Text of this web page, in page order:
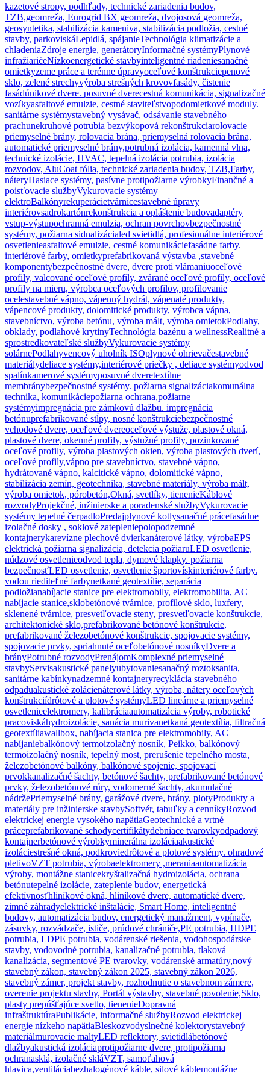
kazetové stropy, podhľady, technické zariadenia budov,
TZB,geomreža, Eurogrid BX geomreža, dvojosová geomreža,
geosyntetika, stabilizácia kameniva, stabilizácia podložia, cestné
stavby, parkoviskáLepidlá, spájanieTechnológia klimatizácie a
chladeniaZdroje energie, generátoryInformačné systémyPlynové
infražiaričeNízkoenergetické stavbyinteligentné riadeniesanačné
omietkyzeme práce a terénne úpravyoceľové konštrukciepenové
sklo, zelené strechyvýroba strešných krovovfasády, čistenie
fasádúnikové dvere. posuvné dverecestná komunikácia, signalizačné
vozíkyasfaltové emulzie, cestné staviteľstvopodomietkové moduly.
sanitárne systémystavebný vysávač, odsávanie stavebného
prachunekruhové potrubia bezvýkopová rekonštrukciarolovacie
priemyselné brány, rolovacia brána, priemyselná rolovacia brána,
automatické priemyselné brány,potrubná izolácia, kamenná vlna,
technické izolácie, HVAC, tepelná izolácia potrubia, izolácia
rozvodov, AluCoat fólia, technické zariadenia budov, TZB,Farby,
náteryHasiace systémy, pasívne protipožiarne výrobkyFinančné a
poisťovacie službyVykurovacie systémy
elektroBalkónyrekuperácietvárnicestavebné úpravy
interiérovsadrokartónrekonštrukcia a opláštenie budovadaptéry
vstup-výstupochranná emulzia, ochran povrchovbezpečnostné
systémy, požiarna sidnalizácialed svietidlá, profesionálne interiérové
osvetlenieasfaltové emulzie, cestné komunikáciefasádne farby.
interiérové farby, omietkyprefabrikovaná výstavba ,stavebné
komponentybezpečnostné dvere, dvere proti vlámaniuoceľové
profily, valcované oceľové profily, zvárané oceľové profily, oceľové
profily na mieru, výrobca oceľových profilov, profilovanie
ocelestavebné vápno, vápenný hydrát, vápenaté produkty,
vápencové produkty, dolomitické produkty, výrobca vápna,
stavebníctvo, výroba betónu, výroba mált, výroba omietokPodlahy,
obklady, podlahové krytinyTechnológia bazénu a wellnessRealitné a
sprostredkovateľské službyVykurovacie systémy
solárnePodlahyvencový uholník ISOplynové ohrievačestavebné
materiálydeliace systémy,interiérové priečky , deliace systémyodvod
spalínkamerové systémyposuvné dveretextílne
membránybezpečnostné systémy. požiarna signalizáciakomunálna
technika, komunikáciepožiarna ochrana,požiarne
systémyimpregnácia pre zámkovú dlažbu. impregnácia
betónuprefabrikované stĺpy, nosné konštrukciebezpečnostné
vchodové dvere, oceľové dvereoceľové výstuže, plastové okná,
plastové dvere, okenné profily, výstužné profily, pozinkované
oceľové profily, výroba plastových okien, výroba plastových dverí,
oceľové profily,vápno pre stavebníctvo, stavebné vápno,
hydrátované vápno, kalcitické vápno, dolomitické vápno,
stabilizácia zemín, geotechnika, stavebné materiály, výroba mált,
výroba omietok, pórobetón,Okná, svetlíky, tienenieKáblové
rozvodyProjekčné, inžinierske a poradenské službyVykurovacie
systémy tepelné čerpadloPredajplynové kotlysanačné prácefasádne
izolačné dosky , soklové zatepleniepolopodzemné
kontajnerykarevízne plechové dvierkanáterové látky, výrobaEPS
elektrická požiarna signalizácia, detekcia požiaruLED osvetlenie,
núdzové osvetlenieodvod tepla, dymové klapky. požiarna
bezpečnosťLED osvetlenie, osvetlenie športovískinteriérové farby.
vodou riediteľné farbynetkané geotextílie, separácia
podložianabíjacie stanice pre elektromobily, elektromobilita, AC
nabíjacie stanice,sklobetónové tvárnice, profilové sklo, luxfery,
sklenené tvárnice, presvetľovacie steny, presvetľovacie konštrukcie,
architektonické sklo,prefabrikované betónové konštrukcie,
prefabrikované železobetónové konštrukcie, spojovacie systémy,
spojovacie prvky, spriahnuté oceľobetónové nosníkyDvere a
brányPotrubné rozvodyPrenájomKomplexné priemyselné
stavbyServisakustické panelyubytovaniesanačný roztoksanita,
sanitárne kabínkynadzemné kontajneryrecyklácia stavebného
odpaduakustické zolácienáterové látky, výroba, nátery oceľových
konštrukciídrôtové a plotové systémyLED lineárne a priemyselné
osvetlenieelektromery, kalibráciaautomatizácia výroby, robotické
pracoviskáhydroizolácie, sanácia murivanetkaná geotextília, filtračná
geotextíliawallbox, nabíjacia stanica pre elektromobily, AC
nabíjaniebalkónový termoizolačný nosník, Peikko, balkónový
termoizolačný nosník, tepelný most, prerušenie tepelného mosta,
železobetónové balkóny, balkónové spojenie, spojovací
prvokkanalizačné šachty, betónové šachty, prefabrikované betónové
prvky, železobetónové rúry, vodomerné šachty, akumulačné
nádržePriemyselné brány, garážové dvere, brány, plotyProdukty a
materiály pre inžinierske stavbySoftvér, tabuľky a cenníkyRozvod
elektrickej energie vysokého napätiaGeotechnické a vrtné
práceprefabrikované schodycertifikátydebniace tvarovkyodpadový
kontajnerbetónové výrobkyminerálna izoláciaakustické
izoláciestrešné okná, podkroviedrôtové a plotové systémy. ohradové
pletivoVZT potrubia, výrobaelektromery ,meraniaautomatizácia
výroby, montážne stanicekryštalizačná hydroizolácia, ochrana
betónutepelné izolácie, zateplenie budov, energetická
efektívnosťhliníkové okná, hliníkové dvere, automatické dvere,
zimné záhradyelektrické inštalácie, Smart Home, inteligentné
budovy, automatizácia budov, energetický manažment, vypínače,
zásuvky, rozvádzače, ističe, prúdové chrániče,PE potrubia, HDPE
potrubia, LDPE potrubia, vodárenské riešenia, vodohospodárske
stavby, vodovodné potrubia, kanalizačné potrubia, tlaková
kanalizácia, segmentové PE tvarovky, vodárenské armatúry,nový
stavebný zákon, stavebný zákon 2025, stavebný zákon 2026,
stavebný zámer, projekt stavby, rozhodnutie o stavebnom zámere,
overenie projektu stavby, Portál výstavby, stavebné povolenie,Sklo,
plasty prepúšťajúce svetlo, tienenieDopravná
infraštruktúraPublikácie, informačné službyRozvod elektrickej
energie nízkeho napätiaBleskozvodyslnečné kolektorystavebný
materiálmurovacie maltyLED reflektory, svietidlábetónové
dlažbyakustická izoláciaprotipožiarne dvere, protipožiarna
ochranasklá, izolačné skláVZT, samoťahová
hlavica,ventiláciabezhalogénové káble, silové káblemontážne